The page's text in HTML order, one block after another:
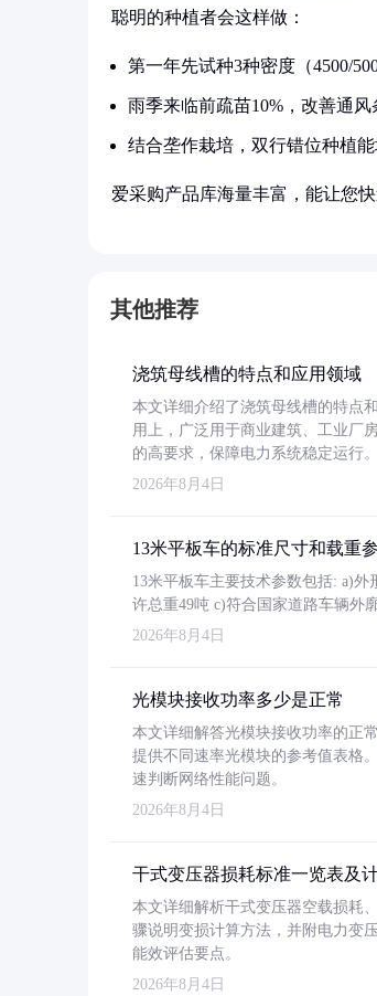
聪明的种植者会这样做：
第一年先试种3种密度（4500/
雨季来临前疏苗10%，改善通
结合垄作栽培，双行错位种植
爱采购产品库海量丰富，能让您
其他推荐
浇筑母线槽的特点和应用领域
本文详细介绍了浇筑母线槽的特点
用上，广泛用于商业建筑、工业厂
的高要求，保障电力系统稳定运行。
2026年8月4日
13米平板车的标准尺寸和载重
13米平板车主要技术参数包括: a)外
许总重49吨 c)符合国家道路车辆外
2026年8月4日
光模块接收功率多少是正常
本文详细解答光模块接收功率的正
提供不同速率光模块的参考值表格
速判断网络性能问题。
2026年8月4日
干式变压器损耗标准一览表及
本文详细解析干式变压器空载损耗
骤说明变损计算方法，并附电力变
能效评估要点。
2026年8月4日